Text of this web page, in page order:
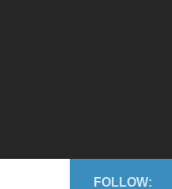
FOLLOW: